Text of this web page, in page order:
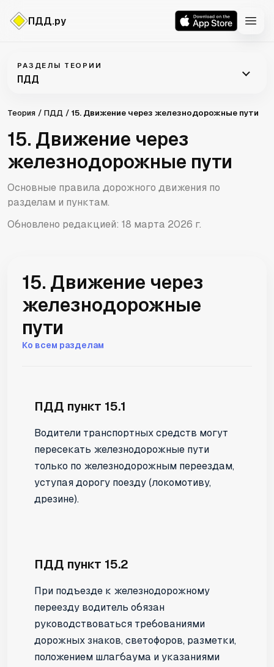
ПДД.ру
ПДД
РАЗДЕЛЫ ТЕОРИИ
ПДД
Теория ПДД 15. Движение через железнодорожные пути
15. Движение через
железнодорожные пути
Основные правила дорожного движения по
разделам и пунктам.
Обновлено редакцией: 18 марта 2026 г.
15. Движение через
железнодорожные
пути
Ко всем разделам
ПДД пункт 15.1
Водители транспортных средств могут
пересекать железнодорожные пути
только по железнодорожным переездам,
уступая дорогу поезду (локомотиву,
дрезине).
ПДД пункт 15.2
При подъезде к железнодорожному
переезду водитель обязан
руководствоваться требованиями
дорожных знаков, светофоров, разметки,
положением шлагбаума и указаниями